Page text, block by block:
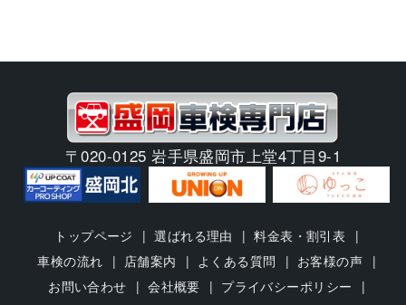
〒020-0125 岩手県盛岡市上堂4丁目9-1
トップページ 選ばれる理由
料金表・割引表
車検の流れ
店舗案内 よくある質問
お客様の声
お問い合わせ
会社概要
プライバシーポリシー